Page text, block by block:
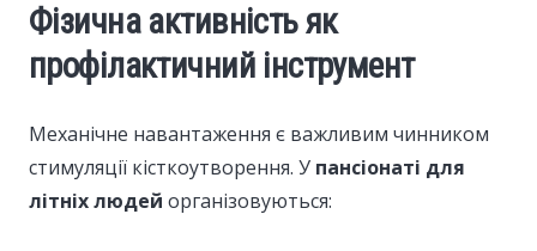
Фізична активність як
профілактичний інструмент
Механічне навантаження є важливим чинником
стимуляції кісткоутворення. У пансіонаті для
літніх людей організовуються: